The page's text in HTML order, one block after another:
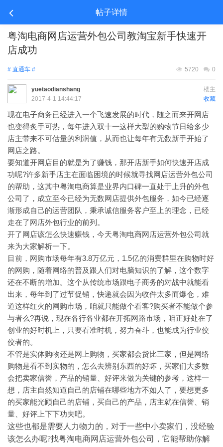
帖子详情
粤淘电商网店运营外包公司教淘宝新手快速开
店成功
# 直通车 # 0
5720
楼主
yuetaodianshang
收藏
2017-4-1 14:44:17
现在电子商务已经进入一个飞速发展的时代，随之而来开网店
也变得炙手可热，每年进入双十一这样大型的购物节日给多少
店主带来不可估量的利润值，从而也让每年有无数新手开始了
网店之路。
要知道开网店目的就是为了赚钱，那开店新手如何快速开店成
功呢?许多新手店主在面临困境的时候就寻找网店运营外包公司
的帮助，这其中粤淘电商算是业界内口碑一直处于上升的外包
公司了，成立至今已经为无数网店提供外包服务，如今已经逐
渐形成自己的运营团队，秉承诚信服务客户至上的理念，已经
走在了网店外包行业的前列。
开了网店该怎么快速赚钱，今天粤淘电商网店运营外包公司就
来为大家解析一下。
目前，网购市场每年有3.8万亿元，1.5亿的消费群里在购物时好
的网购，随着网络的普及跟人们对电脑知识的了解，这个数字
还在不断的增加。这个从传统市场跟电子商务的对战中就能看
出来，每年到了过节促销，快递就会因为收件太多而爆仓，难
道这样红火的网购市场，咱就只能做个看客?购买者不能做个参
与者么?再说，现在各行各业都在开拓网路市场，咱正好处在了
创业的好时机上，只要看准时机，努力奋斗，也能成为行业佼
佼者的。
不管是实体购物还是网上购物，买家都会货比三家，但是网络
购物是看不到实物的，怎么去辨别东西的好坏，买家们大多数
会把卖家信誉，产品的销量、好评来做为关键的参考，这样一
想，店主自然知道自己的店铺在哪些地方不如人了，要想更多
的买家能光顾自己的店铺，买自己的产品，店主就在信誉、销
量、好评上下下功夫吧。
这些也都是需要人力物力的，对于一些中小卖家们，没经验
该怎么办呢?找粤淘电商网店运营外包公司，它能帮助你解